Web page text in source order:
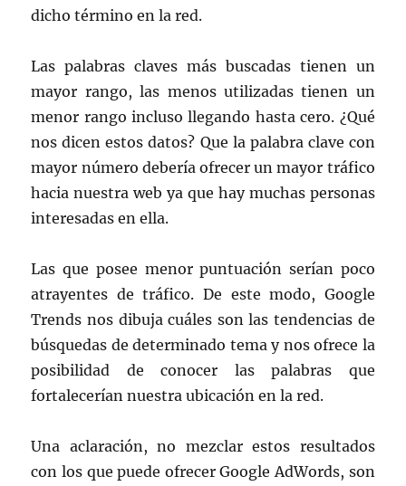
dicho término en la red.
Las palabras claves más buscadas tienen un
mayor rango, las menos utilizadas tienen un
menor rango incluso llegando hasta cero. ¿Qué
nos dicen estos datos? Que la palabra clave con
mayor número debería ofrecer un mayor tráfico
hacia nuestra web ya que hay muchas personas
interesadas en ella.
Las que posee menor puntuación serían poco
atrayentes de tráfico. De este modo, Google
Trends nos dibuja cuáles son las tendencias de
búsquedas de determinado tema y nos ofrece la
posibilidad de conocer las palabras que
fortalecerían nuestra ubicación en la red.
Una aclaración, no mezclar estos resultados
con los que puede ofrecer Google AdWords, son